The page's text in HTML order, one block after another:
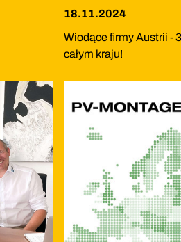
18.11.2024
Wiodące firmy Austrii -
całym kraju!